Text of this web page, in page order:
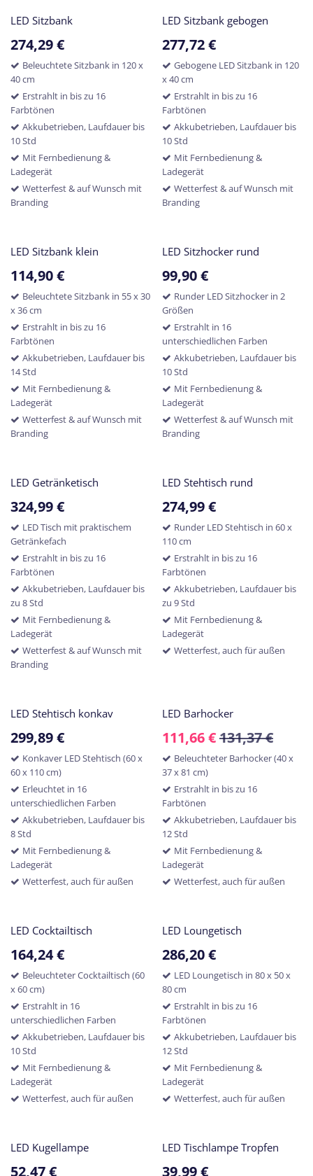
LED Sitzbank
274,29€
Beleuchtete Sitzbank in 120 x
40 cm
Erstrahlt in bis zu 16
Farbtönen
Akkubetrieben, Laufdauer bis
10 Std
Mit Fernbedienung &
Ladegerät
Wetterfest & auf Wunsch mit
Branding
LED Sitzbank gebogen
277,72€
Gebogene LED Sitzbank in 120
x 40 cm
Erstrahlt in bis zu 16
Farbtönen
Akkubetrieben, Laufdauer bis
10 Std
Mit Fernbedienung &
Ladegerät
Wetterfest & auf Wunsch mit
Branding
LED Sitzbank klein
114,90€
Beleuchtete Sitzbank in 55 x 30
x 36 cm
Erstrahlt in bis zu 16
Farbtönen
Akkubetrieben, Laufdauer bis
14 Std
Mit Fernbedienung &
Ladegerät
Wetterfest & auf Wunsch mit
Branding
LED Sitzhocker rund
99,90€
Runder LED Sitzhocker in 2
Größen
Erstrahlt in 16
unterschiedlichen Farben
Akkubetrieben, Laufdauer bis
10 Std
Mit Fernbedienung &
Ladegerät
Wetterfest & auf Wunsch mit
Branding
LED Getränketisch
324,99€
LED Tisch mit praktischem
Getränkefach
Erstrahlt in bis zu 16
Farbtönen
Akkubetrieben, Laufdauer bis
zu 8 Std
Mit Fernbedienung &
Ladegerät
Wetterfest & auf Wunsch mit
Branding
LED Stehtisch rund
274,99€
Runder LED Stehtisch in 60 x
110 cm
Erstrahlt in bis zu 16
Farbtönen
Akkubetrieben, Laufdauer bis
zu 9 Std
Mit Fernbedienung &
Ladegerät
Wetterfest, auch für außen
LED Stehtisch konkav
299,89€
Konkaver LED Stehtisch (60 x
60 x 110 cm)
Erleuchtet in 16
unterschiedlichen Farben
Akkubetrieben, Laufdauer bis
8 Std
Mit Fernbedienung &
Ladegerät
Wetterfest, auch für außen
LED Barhocker
111,66€131,37€
Beleuchteter Barhocker (40 x
37 x 81 cm)
Erstrahlt in bis zu 16
Farbtönen
Akkubetrieben, Laufdauer bis
12 Std
Mit Fernbedienung &
Ladegerät
Wetterfest, auch für außen
LED Cocktailtisch
164,24€
Beleuchteter Cocktailtisch (60
x 60 cm)
Erstrahlt in 16
unterschiedlichen Farben
Akkubetrieben, Laufdauer bis
10 Std
Mit Fernbedienung &
Ladegerät
Wetterfest, auch für außen
LED Loungetisch
286,20€
LED Loungetisch in 80 x 50 x
80 cm
Erstrahlt in bis zu 16
Farbtönen
Akkubetrieben, Laufdauer bis
12 Std
Mit Fernbedienung &
Ladegerät
Wetterfest, auch für außen
LED Kugellampe
52,47€
LED Tischlampe Tropfen
39,99€